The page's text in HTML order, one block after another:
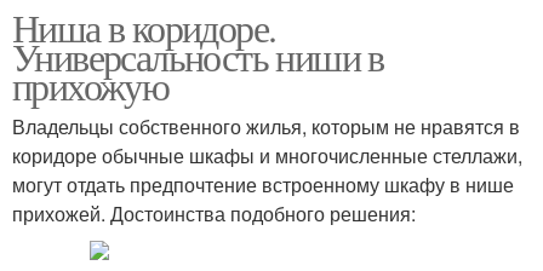
Ниша в коридоре.
Универсальность ниши в
прихожую
Владельцы собственного жилья, которым не нравятся в
коридоре обычные шкафы и многочисленные стеллажи,
могут отдать предпочтение встроенному шкафу в нише
прихожей. Достоинства подобного решения: